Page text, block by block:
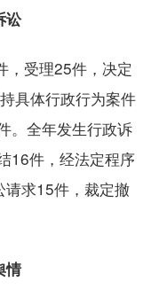
讼
受理25件，决定
具体行政行为案件
。全年发生行政诉
16件，经法定程序
请求15件，裁定撤
情